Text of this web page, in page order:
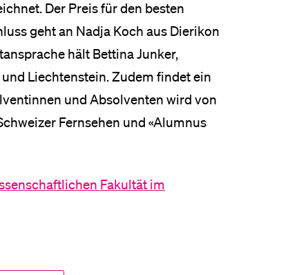
Der Preis für den besten
geht an Nadja Koch aus Dierikon
hält Bettina Junker,
Liechtenstein. Zudem findet ein
und Absolventen wird von
Fernsehen und «Alumnus
Fakultät im